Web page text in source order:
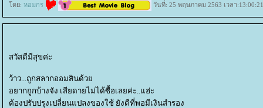
ดย: หอมกร วันที่: 25 พฤษภาคม 2563 เวลา
สวัสดีมีสุขค่ะ
ว้าว...ถูกสลากออมสินด้ว
อยากถูกบ้างจัง เสียดายไม่ได้ซื้อเลยค่ะ..แฮ่ะ
ต้องปรับปรุงเปลี่ยนแปลงของใช้ ยังดีที่พอมีเงินสำรอง